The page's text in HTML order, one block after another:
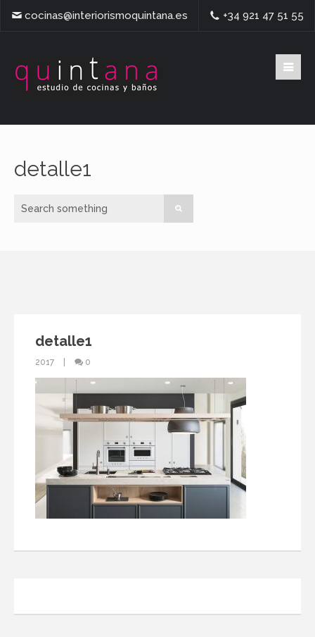
cocinas@interiorismoquintana.es +34 921 47 51 55
detalle1
detalle1
2017 0